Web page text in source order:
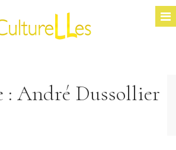
: André Dussollier